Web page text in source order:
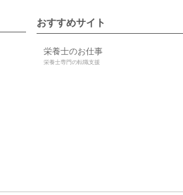
おすすめサイト
栄養士のお仕事
栄養士専門の転職支援